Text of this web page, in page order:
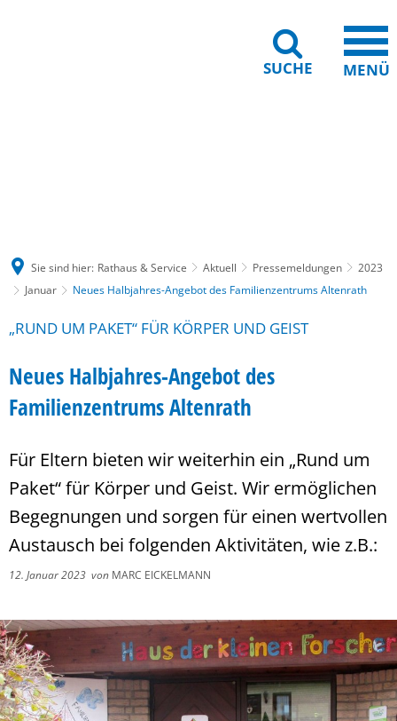
SUCHE MENÜ
Sie sind hier: Rathaus & Service Aktuell Pressemeldungen
2023
Januar
Neues Halbjahres-Angebot des Familienzentrums Altenrath
„RUND UM PAKET“ FÜR KÖRPER UND GEIST
Neues Halbjahres-Angebot des
Familienzentrums Altenrath
Für Eltern bieten wir weiterhin ein „Rund um
Paket“ für Körper und Geist. Wir ermöglichen
Begegnungen und sorgen für einen wertvollen
Austausch bei folgenden Aktivitäten, wie z.B.:
12. Januar 2023 von MARC EICKELMANN